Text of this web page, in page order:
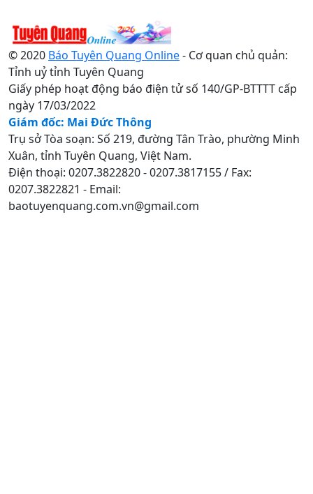
© 2020 Báo Tuyên Quang Online- Cơ quan chủ quản:
Tỉnh uỷ tỉnh Tuyên Quang
Giấy phép hoạt động báo điện tử số 140/GP-BTTTT cấp
ngày 17/03/2022
Giám đốc: Mai Đức Thông
Trụ sở Tòa soạn: Số 219, đường Tân Trào, phường Minh
Xuân, tỉnh Tuyên Quang, Việt Nam.
Điện thoại: 0207.3822820 - 0207.3817155 / Fax:
0207.3822821 - Email:
baotuyenquang.com.vn@gmail.com